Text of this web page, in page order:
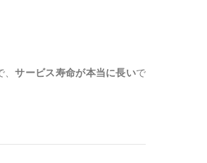
、サービス寿命が本当に長いで